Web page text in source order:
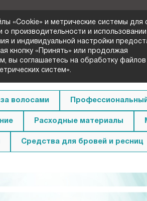
00
волосами
Расходные материалы
Средства для бровей и ресниц
«Cookie» и метрические системы для
о производительности и использовании
и индивидуальной настройки
кнопку «Принять» или продолжая
вы соглашаетесь на обработку файлов
систем».